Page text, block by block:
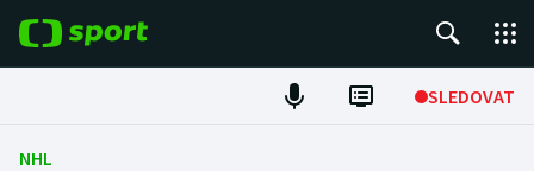
SLEDOVAT
Fotbal
NHL